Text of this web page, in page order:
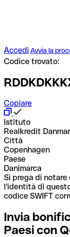
Accedi Avvia la
Codice trovato:
Copiare
Istituto
Realkredit
Città
Copenhagen
Paese
Danimarca
Si prega di notare
l'identità di
codice SWIFT
Invia
Paesi con